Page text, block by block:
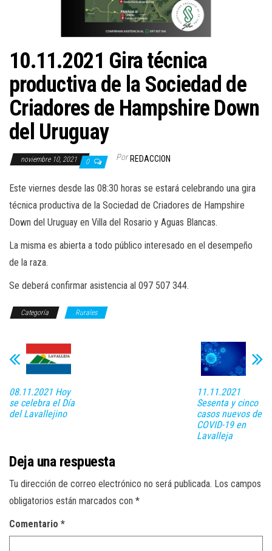
10.11.2021 Gira técnica
productiva de la Sociedad de
Criadores de Hampshire Down
del Uruguay
noviembre 10, 2021 0 Por REDACCION
Este viernes desde las 08:30 horas se estará celebrando una gira
técnica productiva de la Sociedad de Criadores de Hampshire
Down del Uruguay en Villa del Rosario y Aguas Blancas.
La misma es abierta a todo público interesado en el desempeño
de la raza.
Se deberá confirmar asistencia al 097 507 344.
Categoría Rurales
08.11.2021 Hoy
se celebra el Día
del Lavallejino
11.11.2021
Sesenta y cinco
casos nuevos de
COVID-19 en
Lavalleja
Deja una respuesta
Tu dirección de correo electrónico no será publicada. Los campos
obligatorios están marcados con *
Comentario *